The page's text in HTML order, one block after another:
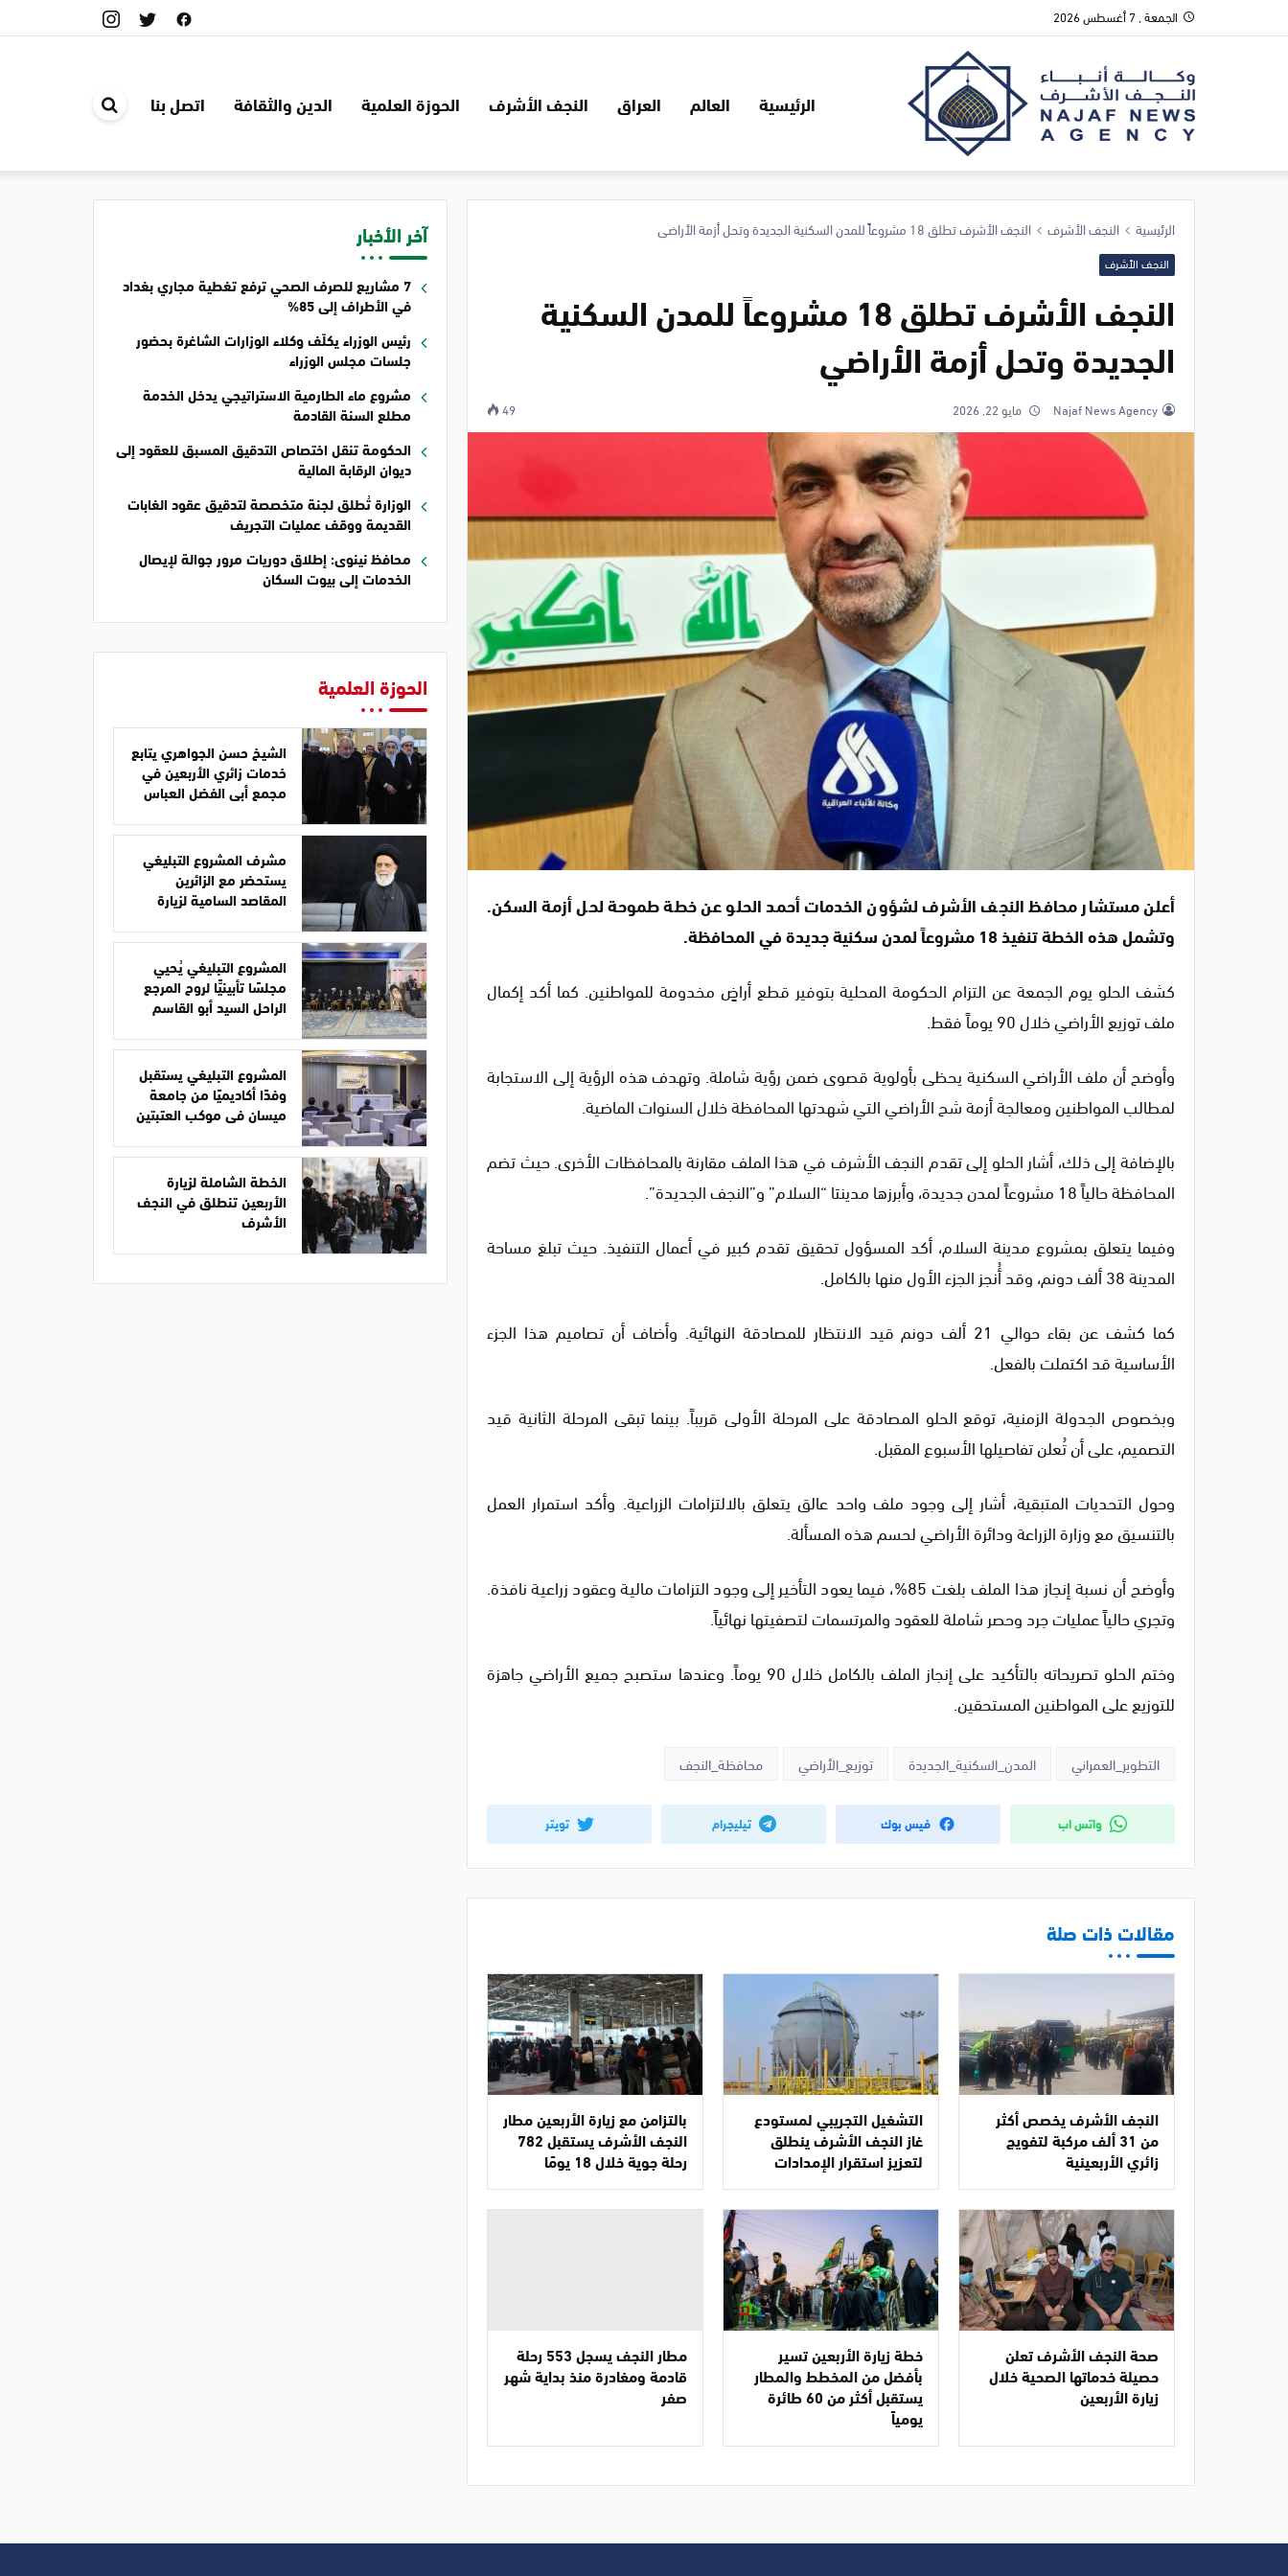
الجمعة , 7 أغسطس 2026
الرئيسية العالم العراق النجف الأشرف الحوزة العلمية الدين والثقافة اتصل بنا
الموقع
الرئيسية النجف الأشرف النجف الأشرف تطلق 18 مشروعاً للمدن السكنية الجديدة وتحل أزمة الأراضي
النجف الأشرف
النجف الأشرف تطلق 18 مشروعاً للمدن السكنية
الجديدة وتحل أزمة الأراضي
Najaf News Agency مايو 22, 2026 49
أعلن مستشار محافظ النجف الأشرف لشؤون الخدمات أحمد الحلو عن خطة طموحة لحل أزمة السكن.
وتشمل هذه الخطة تنفيذ 18 مشروعاً لمدن سكنية جديدة في المحافظة.
كشف الحلو يوم الجمعة عن التزام الحكومة المحلية بتوفير قطع أراضٍ مخدومة للمواطنين. كما أكد إكمال
ملف توزيع الأراضي خلال 90 يوماً فقط.
وأوضح أن ملف الأراضي السكنية يحظى بأولوية قصوى ضمن رؤية شاملة. وتهدف هذه الرؤية إلى الاستجابة
لمطالب المواطنين ومعالجة أزمة شح الأراضي التي شهدتها المحافظة خلال السنوات الماضية.
بالإضافة إلى ذلك، أشار الحلو إلى تقدم النجف الأشرف في هذا الملف مقارنة بالمحافظات الأخرى. حيث تضم
المحافظة حالياً 18 مشروعاً لمدن جديدة، وأبرزها مدينتا “السلام” و”النجف الجديدة”.
وفيما يتعلق بمشروع مدينة السلام، أكد المسؤول تحقيق تقدم كبير في أعمال التنفيذ. حيث تبلغ مساحة
المدينة 38 ألف دونم، وقد أُنجز الجزء الأول منها بالكامل.
كما كشف عن بقاء حوالي 21 ألف دونم قيد الانتظار للمصادقة النهائية. وأضاف أن تصاميم هذا الجزء
الأساسية قد اكتملت بالفعل.
وبخصوص الجدولة الزمنية، توقع الحلو المصادقة على المرحلة الأولى قريباً. بينما تبقى المرحلة الثانية قيد
التصميم، على أن تُعلن تفاصيلها الأسبوع المقبل.
وحول التحديات المتبقية، أشار إلى وجود ملف واحد عالق يتعلق بالالتزامات الزراعية. وأكد استمرار العمل
بالتنسيق مع وزارة الزراعة ودائرة الأراضي لحسم هذه المسألة.
وأوضح أن نسبة إنجاز هذا الملف بلغت 85%، فيما يعود التأخير إلى وجود التزامات مالية وعقود زراعية نافذة.
وتجري حالياً عمليات جرد وحصر شاملة للعقود والمرتسمات لتصفيتها نهائياً.
وختم الحلو تصريحاته بالتأكيد على إنجاز الملف بالكامل خلال 90 يوماً. وعندها ستصبح جميع الأراضي جاهزة
للتوزيع على المواطنين المستحقين.
التطوير_العمراني المدن_السكنية_الجديدة توزيع_الأراضي محافظة_النجف
واتس اب فيس بوك تيليجرام تويتر
مقالات ذات صلة
النجف الأشرف يخصص أكثر
من 31 ألف مركبة لتفويج
زائري الأربعينية
التشغيل التجريبي لمستودع
غاز النجف الأشرف ينطلق
لتعزيز استقرار الإمدادات
بالتزامن مع زيارة الأربعين مطار
النجف الأشرف يستقبل 782
رحلة جوية خلال 18 يومًا
صحة النجف الأشرف تعلن
حصيلة خدماتها الصحية خلال
زيارة الأربعين
خطة زيارة الأربعين تسير
بأفضل من المخطط والمطار
يستقبل أكثر من 60 طائرة
يومياً
مطار النجف يسجل 553 رحلة
قادمة ومغادرة منذ بداية شهر
صفر
آخر الأخبار
7 مشاريع للصرف الصحي ترفع تغطية مجاري بغداد
في الأطراف إلى 85%
رئيس الوزراء يكلّف وكلاء الوزارات الشاغرة بحضور
جلسات مجلس الوزراء
مشروع ماء الطارمية الاستراتيجي يدخل الخدمة
مطلع السنة القادمة
الحكومة تنقل اختصاص التدقيق المسبق للعقود إلى
ديوان الرقابة المالية
الوزارة تُطلق لجنة متخصصة لتدقيق عقود الغابات
القديمة ووقف عمليات التجريف
محافظ نينوى: إطلاق دوريات مرور جوالة لإيصال
الخدمات إلى بيوت السكان
الحوزة العلمية
الشيخ حسن الجواهري يتابع
خدمات زائري الأربعين في
مجمع أبي الفضل العباس
مشرف المشروع التبليغي
يستحضر مع الزائرين
المقاصد السامية لزيارة
المشروع التبليغي يُحيي
مجلسًا تأبينيًّا لروح المرجع
الراحل السيد أبو القاسم
المشروع التبليغي يستقبل
وفدًا أكاديميًا من جامعة
ميسان في موكب العتبتين
الخطة الشاملة لزيارة
الأربعين تنطلق في النجف
الأشرف